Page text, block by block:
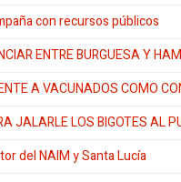
con recursos públicos
ENTRE BURGUESA Y
A VACUNADOS COMO
JALARLE LOS BIGOTES AL
del NAIM y Santa Lucía